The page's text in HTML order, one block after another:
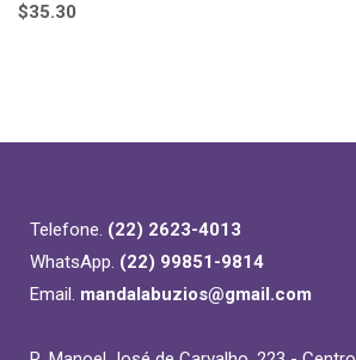
$35.30
Telefone. (22) 2623-4013
WhatsApp. (22) 99851-9814
Email. mandalabuzios@gmail.com